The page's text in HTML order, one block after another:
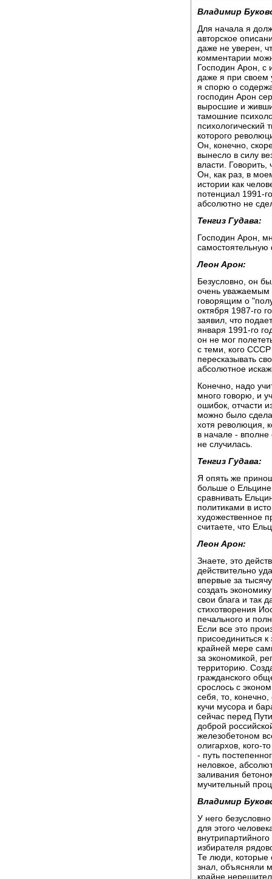
Владимир
Для начала я
авторское
даже не уверен,
комментарии
Господин Арон, с
даже я при своем
я спорю о
господин Арон
выросшие и
тамошние
психологический
которого
Он, конечно,
вынесло в силу
власти.
Он, как раз, в
истории как
потенциал 1991-
абсолютно не
Тенгиз Гудава:
Господин Арон,
самостоятельную
Леон Арон:
Безусловно, он
очень
говорящим о
октября 1987-го
заявил, что
января 1991-го
он не мог
с теми, кого СССР
пересказывать
абсолютное
Конечно, надо
много говорю, и
ошибок, отчасти
можно было
хотя революция,
в начале -
не случилась.
Тенгиз Гудава:
Я опять же
больше о Ельцине
сравнивать
политиками в
художественное
считаете, что
Леон Арон:
Знаете, это
действительно
впервые за
создать
свои блага и так
стихотворения
печального и
Если все это
присоединиться
крайней мере
за экономикой,
территорию.
гражданского
срослось с
себя, то,
кучи мусора и
сейчас перед
доброй
железобетоном
олигархов, кого-
- путь
неловкое,
заливания
мучительный
Владимир
У него
для этого
избирателя
Те люди, которые
знал, объясняли
крайне